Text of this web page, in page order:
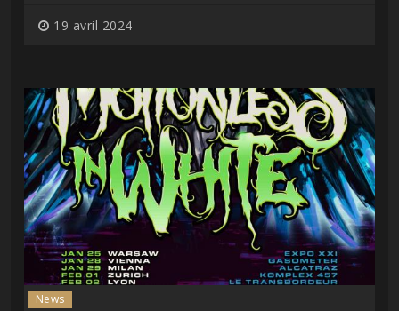
19 avril 2024
News